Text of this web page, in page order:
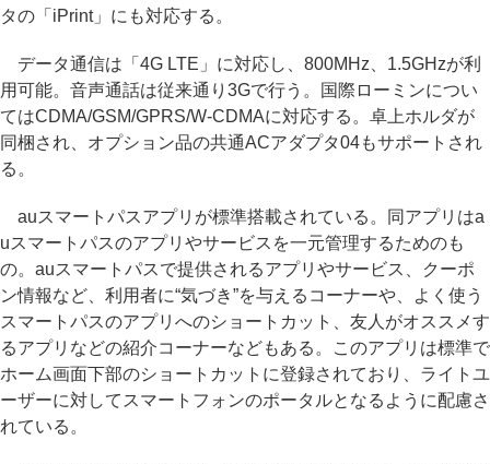
タの「iPrint」にも対応する。
データ通信は「4G LTE」に対応し、800MHz、1.5GHzが利
用可能。音声通話は従来通り3Gで行う。国際ローミンについ
てはCDMA/GSM/GPRS/W-CDMAに対応する。卓上ホルダが
同梱され、オプション品の共通ACアダプタ04もサポートされ
る。
auスマートパスアプリが標準搭載されている。同アプリはa
uスマートパスのアプリやサービスを一元管理するためのも
の。auスマートパスで提供されるアプリやサービス、クーポ
ン情報など、利用者に“気づき”を与えるコーナーや、よく使う
スマートパスのアプリへのショートカット、友人がオススメす
るアプリなどの紹介コーナーなどもある。このアプリは標準で
ホーム画面下部のショートカットに登録されており、ライトユ
ーザーに対してスマートフォンのポータルとなるように配慮さ
れている。